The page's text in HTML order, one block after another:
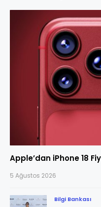
Apple’dan iPhone 18
5 Ağustos 2026
Bilgi Bankası